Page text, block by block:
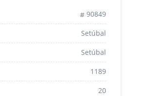
90849
Setúbal
Setúbal
1189
20